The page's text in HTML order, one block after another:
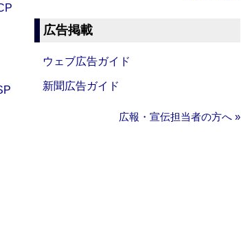
広告掲載
ウェブ広告ガイド
新聞広告ガイド
広報・宣伝担当者の方へ »